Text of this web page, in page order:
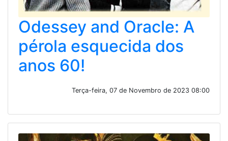
Odessey and Oracle: A
pérola esquecida dos
anos 60!
Terça-feira, 07 de Novembro de 2023 08:00